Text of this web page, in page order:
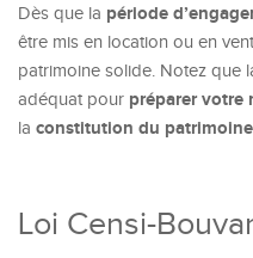
Dès que la période
être mis en location ou en
patrimoine solide. Notez que
adéquat pour préparer votre
la constitution du patrimoine
Loi Censi-